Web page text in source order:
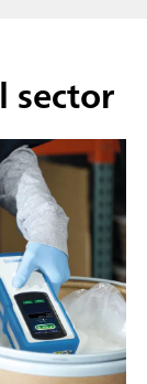
sector